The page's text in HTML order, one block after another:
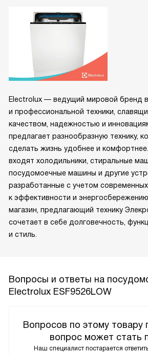
Electrolux — ведущий мировой бренд
и профессиональной техники,
качеством, надежностью и
предлагает разнообразную технику,
сделать жизнь удобнее и
входят холодильники, стиральные
посудомоечные машины и другие
разработанные с учетом
к эффективности и
магазин, предлагающий технику
сочетает в себе долговечность,
и стиль.
Вопросы и ответы на
Electrolux ESF9526LOW
Вопросов по этому товару
вопрос может стать
Наш специалист постарается